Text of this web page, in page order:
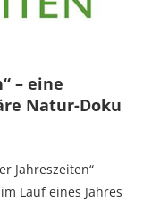
– eine
Natur-Doku
Jahreszeiten“
Lauf eines Jahres